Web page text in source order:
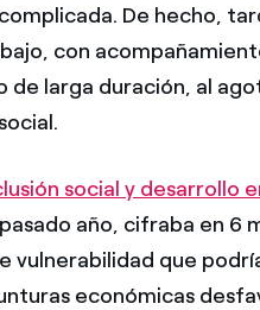
De hecho,
con
de larga duración, al
social y desarrollo
año, cifraba en 6
vulnerabilidad que
económicas